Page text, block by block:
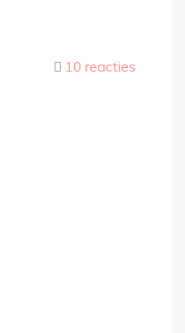
10 reacties